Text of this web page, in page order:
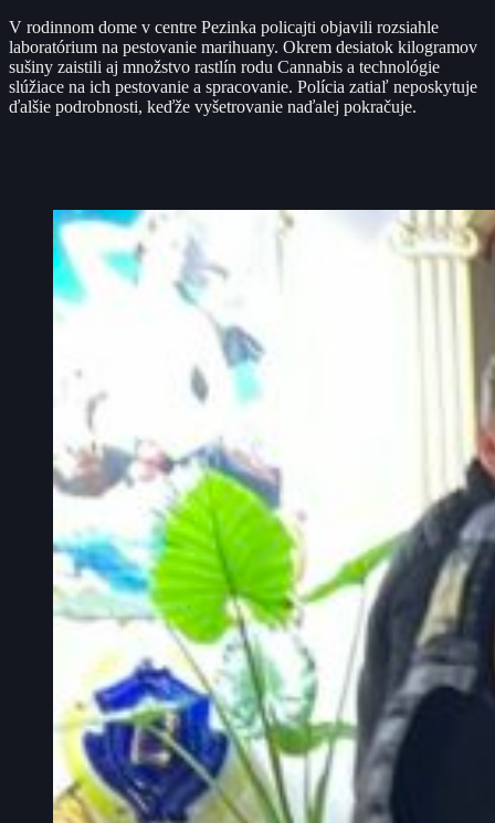
V rodinnom dome v centre Pezinka policajti objavili rozsiahle
laboratórium na pestovanie marihuany. Okrem desiatok kilogramov
sušiny zaistili aj množstvo rastlín rodu Cannabis a technológie
slúžiace na ich pestovanie a spracovanie. Polícia zatiaľ neposkytuje
ďalšie podrobnosti, keďže vyšetrovanie naďalej pokračuje.